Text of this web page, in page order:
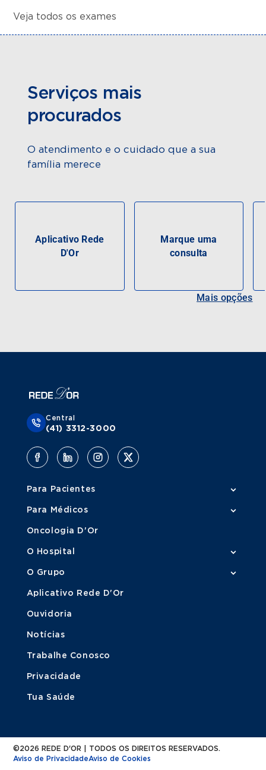
Veja todos os exames
Serviços mais
procurados
O atendimento e o cuidado que a sua
família merece
Aplicativo Rede
D'Or
Marque uma
consulta
Mais opções
Central
(41) 3312-3000
Para Pacientes
Para Médicos
Oncologia D'Or
O Hospital
O Grupo
Aplicativo Rede D'Or
Ouvidoria
Notícias
Trabalhe Conosco
Privacidade
Tua Saúde
©2026 REDE D'OR | TODOS OS DIREITOS RESERVADOS.
Aviso de PrivacidadeAviso de Cookies